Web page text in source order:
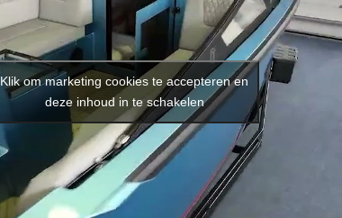
Klik om marketing cookies te accepteren en
deze inhoud in te schakelen